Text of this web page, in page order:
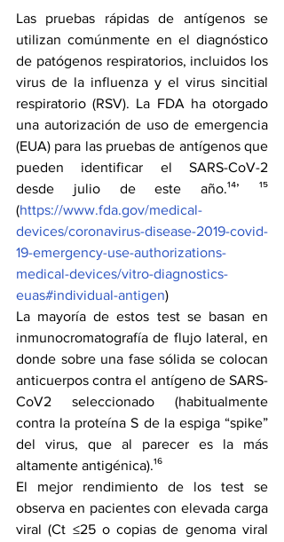
Las pruebas rápidas de antígenos se
utilizan comúnmente en el diagnóstico
de patógenos respiratorios, incluidos los
virus de la influenza y el virus sincitial
respiratorio (RSV). La FDA ha otorgado
una autorización de uso de emergencia
(EUA) para las pruebas de antígenos que
pueden identificar el SARS-CoV-2
desde julio de este año.¹⁴’ ¹⁵
(https://www.fda.gov/medical-
devices/coronavirus-disease-2019-covid-
19-emergency-use-authorizations-
medical-devices/vitro-diagnostics-
euas#individual-antigen)
La mayoría de estos test se basan en
inmunocromatografía de flujo lateral, en
donde sobre una fase sólida se colocan
anticuerpos contra el antígeno de SARS-
CoV2 seleccionado (habitualmente
contra la proteína S de la espiga “spike”
del virus, que al parecer es la más
altamente antigénica).¹⁶
El mejor rendimiento de los test se
observa en pacientes con elevada carga
viral (Ct ≤25 o copias de genoma viral